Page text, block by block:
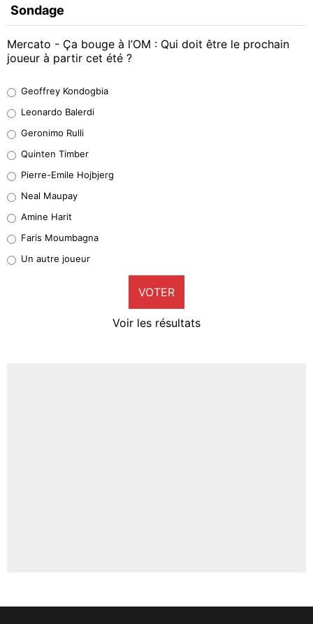
Sondage
Mercato - Ça bouge à l’OM : Qui doit être le prochain
joueur à partir cet été ?
38%
32%
5%
1%
9%
Geoffrey Kondogbia
Leonardo Balerdi
Geronimo Rulli
Quinten Timber
Pierre-Emile Hojbjerg
Neal Maupay
Amine Harit
Faris Moumbagna
Un autre joueur
VOTER
Voir les résultats